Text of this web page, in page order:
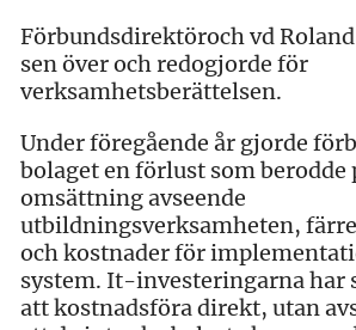
Förbundsdirektöroch vd
sen över och redogjorde för
verksamhetsberättelsen.
Under föregående år gjorde
bolaget en förlust som berodde
omsättning avseende
utbildningsverksamheten,
och kostnader för
system. It-investeringarna har
att kostnadsföra direkt, utan